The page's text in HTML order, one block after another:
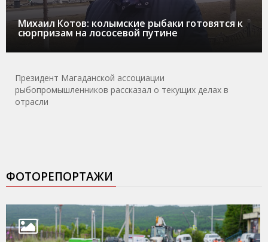
Михаил Котов: колымские рыбаки готовятся к
сюрпризам на лососевой путине
Президент Магаданской ассоциации
рыбопромышленников рассказал о текущих делах в
отрасли
ФОТОРЕПОРТАЖИ